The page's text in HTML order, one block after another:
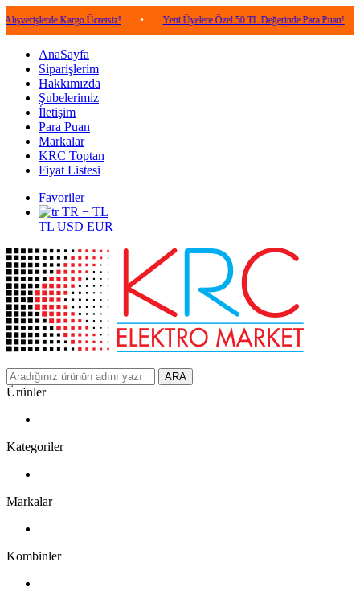
Kargo Ücretsiz! • Yeni Üyelere Özel 50 TL Değerinde Para Puan! •
AnaSayfa
Siparişlerim
Hakkımızda
Şubelerimiz
İletişim
Para Puan
Markalar
KRC Toptan
Fiyat Listesi
Favoriler
TR − TL
TL USD EUR
ARA
Ürünler
Kategoriler
Markalar
Kombinler